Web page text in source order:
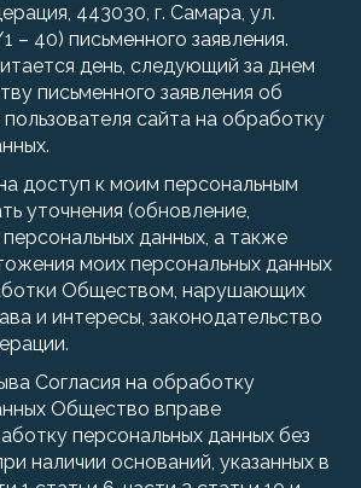
443030, г. Самара, ул.
– 40) письменного заявления.
день, следующий за днем
письменного заявления об
сайта на обработку
доступ к моим персональным
уточнения (обновление,
данных, а также
моих персональных данных
Обществом, нарушающих
и интересы, законодательство
Согласия на обработку
Общество вправе
персональных данных без
наличии оснований, указанных в